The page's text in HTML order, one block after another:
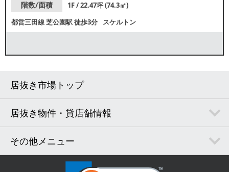
階数/面積
1F / 22.47坪 (74.3㎡)
都営三田線芝公園駅徒歩3分 スケルトン
居抜き市場トップ
居抜き物件・貸店舗情報
その他メニュー